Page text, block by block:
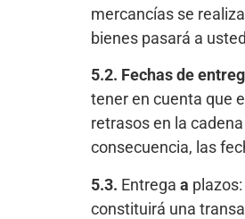
mercancías se
bienes pasará a
5.2. Fechas de
tener en cuenta que
retrasos en la
consecuencia, las
5.3. Entrega a
constituirá una